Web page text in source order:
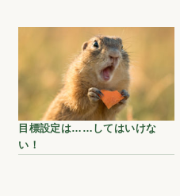
目標設定は……してはいけな
い！